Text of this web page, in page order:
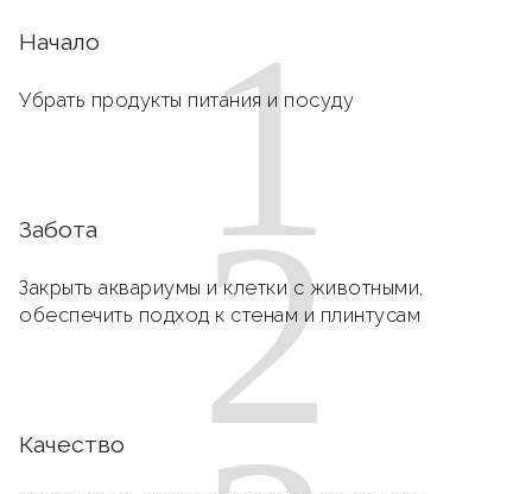
1
Начало
Убрать продукты питания и посуду
2
Забота
Закрыть аквариумы и клетки с животными,
обеспечить подход к стенам и плинтусам
Качество